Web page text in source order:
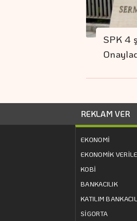
SPK 4
REKLAM VER
EKONOMİ
EKONOMİK
KOBİ
BANKACILIK
KATILIM
SİGORTA